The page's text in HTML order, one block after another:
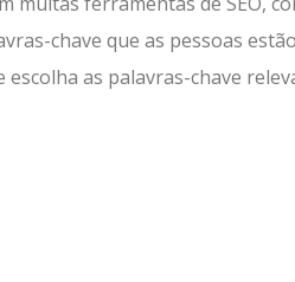
chave que as pessoas
as palavras-chave